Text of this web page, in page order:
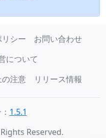
シー
お問い合わせ
について
注意
リリース情報
1.5.1
Reserved.